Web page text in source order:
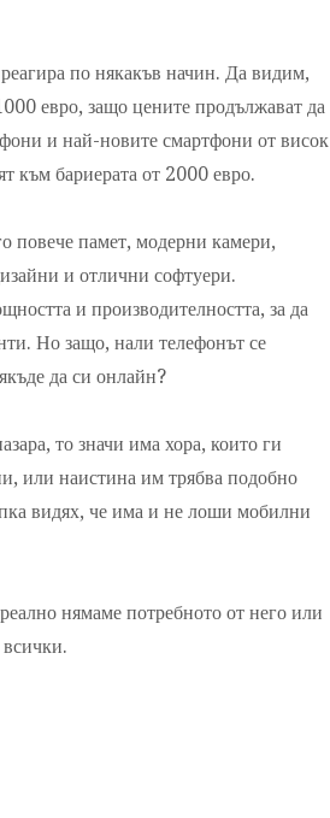
по някакъв начин. Да видим,
евро, защо цените продължават да
и най-новите смартфони от висок
към бариерата от 2000 евро.
повече памет, модерни камери,
и отлични софтуери.
и производителността, за да
Но защо, нали телефонът се
да си онлайн?
то значи има хора, които ги
или наистина им трябва подобно
видях, че има и не лоши мобилни
нямаме потребното от него или